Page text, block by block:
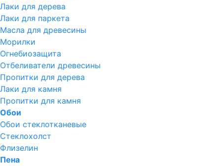
Лаки для дерева
Лаки для паркета
Масла для древесины
Морилки
Огнебиозащита
Отбеливатели древесины
Пропитки для дерева
Лаки для камня
Пропитки для камня
Обои
Обои стеклотканевые
Стеклохолст
Флизелин
Пена